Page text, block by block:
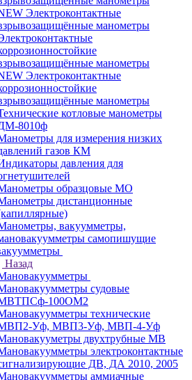
Электроконтактные
манометры
манометры
Электроконтактные
манометры
котловые манометры
8010ф
для измерения низких
газов КМ
давления для
образцовые МО
дистанционные
вакуумметры,
самопишущие
Назад
судовые
100ОМ2
технические
Уф, МВП3-Уф, МВП-4-Уф
двухтрубные МВ
электроконтактные
ДВ, ДА 2010, 2005
аммиачные